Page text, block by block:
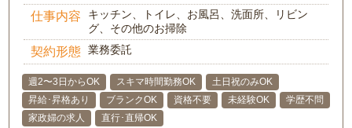
仕事内容
キッチン、トイレ、お風呂、洗面所、リビン
グ、その他のお掃除
契約形態 業務委託
週2〜3日からOK スキマ時間勤務OK
土日祝のみOK
昇給･昇格あり
ブランクOK 資格不要 未経験OK
学歴不問
家政婦の求人
直行･直帰OK